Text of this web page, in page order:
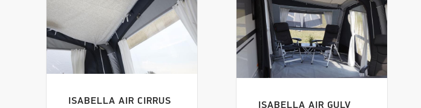
ISABELLA AIR CIRRUS
ISABELLA AIR GULV